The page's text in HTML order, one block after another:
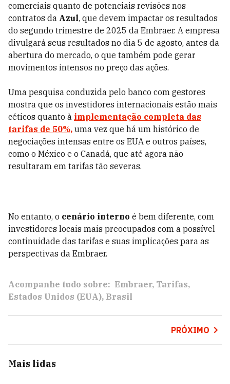
comerciais quanto de potenciais revisões nos
contratos da Azul, que devem impactar os resultados
do segundo trimestre de 2025 da Embraer. A empresa
divulgará seus resultados no dia 5 de agosto, antes da
abertura do mercado, o que também pode gerar
movimentos intensos no preço das ações.
Uma pesquisa conduzida pelo banco com gestores
mostra que os investidores internacionais estão mais
céticos quanto à implementação completa das
tarifas de 50%, uma vez que há um histórico de
negociações intensas entre os EUA e outros países,
como o México e o Canadá, que até agora não
resultaram em tarifas tão severas.
No entanto, o cenário interno é bem diferente, com
investidores locais mais preocupados com a possível
continuidade das tarifas e suas implicações para as
perspectivas da Embraer.
Acompanhe tudo sobre: Embraer Tarifas
Estados Unidos (EUA) Brasil
PRÓXIMO
Mais lidas